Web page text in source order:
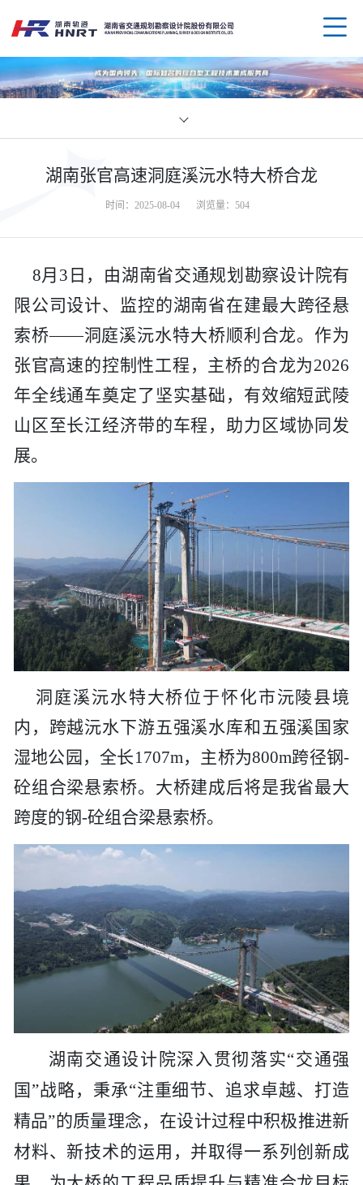
企业
资质
荣誉
历史
企业
公路
水运
市政
轨道
工程
工程
试验
工程
数字
水利
工程
国际
水运
媒体
党群
公告
时政
科技
创新
博士
特色
人才
招聘
联系
客户
湖南张官高速洞庭溪沅水特大桥合龙
时间：2025-08-04 浏览量： 504
8月3日，由湖南省交通规划勘察设计院有
限公司设计、监控的湖南省在建最大跨径悬
索桥——洞庭溪沅水特大桥顺利合龙。作为
张官高速的控制性工程，主桥的合龙为2026
年全线通车奠定了坚实基础，有效缩短武陵
山区至长江经济带的车程，助力区域协同发
展。
洞庭溪沅水特大桥位于怀化市沅陵县境
内，跨越沅水下游五强溪水库和五强溪国家
湿地公园，全长1707m，主桥为800m跨径钢-
砼组合梁悬索桥。大桥建成后将是我省最大
跨度的钢-砼组合梁悬索桥。
湖南交通设计院深入贯彻落实“交通强
国”战略，秉承“注重细节、追求卓越、打造
精品”的质量理念，在设计过程中积极推进新
材料、新技术的运用，并取得一系列创新成